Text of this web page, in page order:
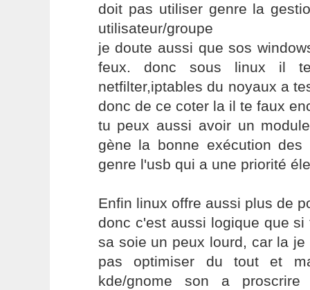
doit pas utiliser genre la
utilisateur/groupe
je doute aussi que sos
feux. donc sous linux il te
netfilter,iptables du noyaux a
donc de ce coter la il te faux
tu peux aussi avoir un
gène la bonne exécution des
genre l'usb qui a une priorité
Enfin linux offre aussi plus de
donc c'est aussi logique que
sa soie un peux lourd, car la
pas optimiser du tout et
kde/gnome son a